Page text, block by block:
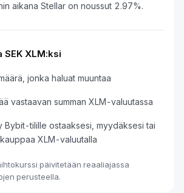
aikana Stellar on noussut 2.97%.
SEK XLM:ksi
jonka haluat muuntaa
vastaavan summan XLM-valuutassa
Bybit-tilille ostaaksesi, myydäksesi tai
XLM-valuutalla
päivitetään reaaliajassa
perusteella.